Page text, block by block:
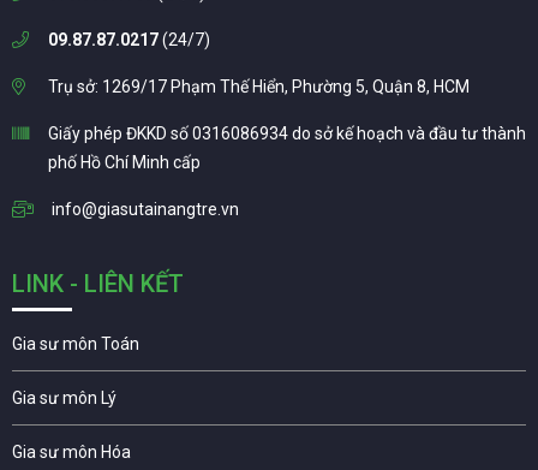
09.87.87.0217(24/7)
Trụ sở: 1269/17 Phạm Thế Hiển, Phường 5, Quận 8, HCM
Giấy phép ĐKKD số 0316086934 do sở kế hoạch và đầu tư thành
phố Hồ Chí Minh cấp
info@giasutainangtre.vn
LINK - LIÊN KẾT
Gia sư môn Toán
Gia sư môn Lý
Gia sư môn Hóa